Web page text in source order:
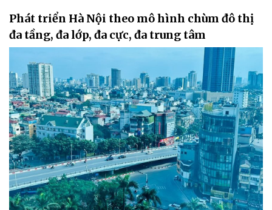
Phát triển Hà Nội theo mô hình chùm đô thị
đa tầng, đa lớp, đa cực, đa trung tâm